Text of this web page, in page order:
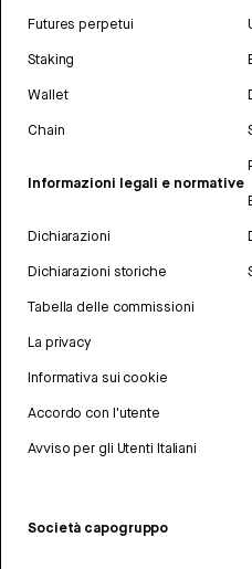
Futures perpetui
Staking
Wallet
Chain
Informazioni legali e normative
Dichiarazioni
Dichiarazioni storiche
Tabella delle commissioni
La privacy
Informativa sui cookie
Accordo con l'utente
Avviso per gli Utenti Italiani
Società capogruppo